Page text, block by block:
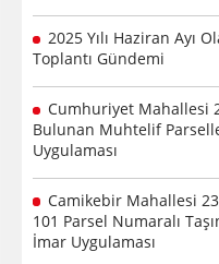
2025 Yılı Haziran Ayı
Toplantı Gündemi
Cumhuriyet Mahallesi
Bulunan Muhtelif
Uygulaması
Camikebir Mahallesi
101 Parsel Numaralı
İmar Uygulaması